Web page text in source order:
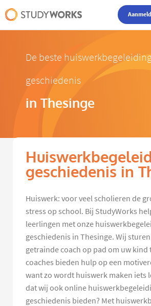
De beste
geschiedenis
in Thesinge
geschiedenis in
Huiswerk: voor veel scholieren de
stress op school. Bij StudyWorks
leerlingen met onze
geschiedenis in Thesinge. Wij
getrainde coach op pad om uw kind
coaches bieden hulp op een
want zo wordt huiswerk maken iets
dat wij ook online
geschiedenis bieden? Met